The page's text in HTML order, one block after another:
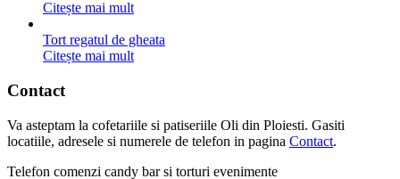
Citește mai mult
Tort regatul de gheata
Citește mai mult
Contact
Va asteptam la cofetariile si patiseriile Oli din Ploiesti. Gasiti
locatiile, adresele si numerele de telefon in pagina Contact.
Telefon comenzi candy bar si torturi evenimente